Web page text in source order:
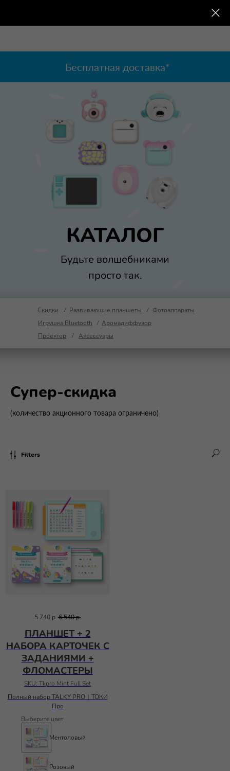
Бесплатная доставка*
КАТАЛОГ
Будьте волшебниками
просто так.
Скидки /
Аромадиффузор
/
Игрушка Bluetooth
Проектор
/
Фотоаппараты
Развивающие планшеты
/
Аксессуары
Супер-скидка
(количество акционного товара ограничено)
Filters
5 740 р. 6 540р.
ПЛАНШЕТ + 2
НАБОРА КАРТОЧЕК С
ЗАДАНИЯМИ +
ФЛОМАСТЕРЫ
SKU: Tkpro Mint Full Set
Полный набор TALKY PRO｜ТОКИ
Про
Выберите цвет
Ментоловый
Розовый